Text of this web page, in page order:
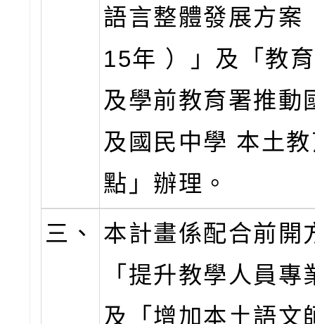
語言整體發展方案
15年 ）」及「教
及學前教育署推動
及國民中學 本土
點」辦理。
三、
本計畫係配合前開
「提升教學人員專
及「增加本土語文